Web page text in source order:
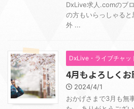
DxLive求人.comのブ
の方もいらっしゃる
外 ...
DxLive・ライブチャッ
4月もよろしく
2024/4/1
おかげさまで3月も無